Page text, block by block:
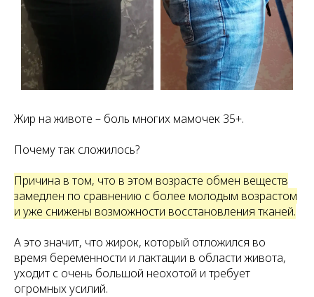
Жир на животе – боль многих мамочек 35+.
Почему так сложилось?
Причина в том, что в этом возрасте обмен веществ
замедлен по сравнению с более молодым возрастом
и уже снижены возможности восстановления тканей.
А это значит, что жирок, который отложился во
время беременности и лактации в области живота,
уходит с очень большой неохотой и требует
огромных усилий.